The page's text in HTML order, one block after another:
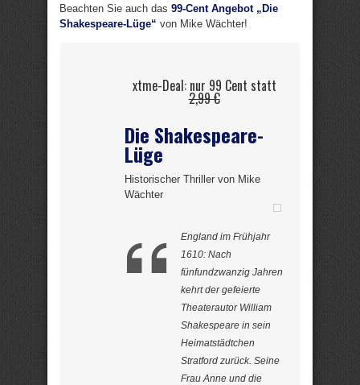
Beachten Sie auch das 99-Cent Angebot „Die
Shakespeare-Lüge“ von Mike Wächter!
xtme-Deal: nur 99 Cent statt
2,99 €
Die Shakespeare-
Lüge
Historischer Thriller von Mike
Wächter
England im Frühjahr
1610: Nach
fünfundzwanzig Jahren
kehrt der gefeierte
Theaterautor William
Shakespeare in sein
Heimatstädtchen
Stratford zurück. Seine
Frau Anne und die